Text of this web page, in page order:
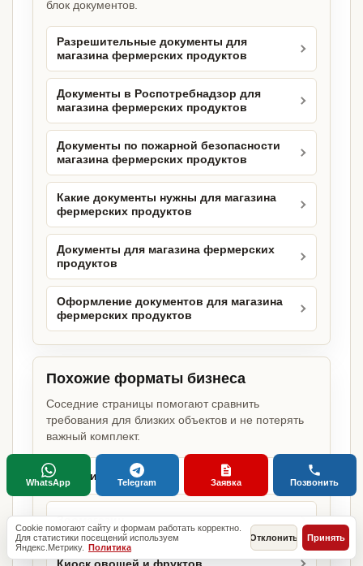
блок документов.
Разрешительные документы для
магазина фермерских продуктов
Документы в Роспотребнадзор для
магазина фермерских продуктов
Документы по пожарной безопасности
магазина фермерских продуктов
Какие документы нужны для магазина
фермерских продуктов
Документы для магазина фермерских
продуктов
Оформление документов для магазина
фермерских продуктов
Похожие форматы бизнеса
Соседние страницы помогают сравнить
требования для близких объектов и не потерять
важный комплект.
Магазин
Зоомагазин
Cookie помогают сайту и формам работать корректно.
Для статистики посещений используем
Яндекс.Метрику. Политика
Отклонить Принять
WhatsApp Telegram Заявка Позвонить